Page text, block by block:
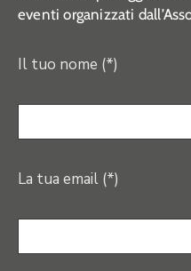
eventi organizzati
Il tuo nome (*)
La tua email (*)